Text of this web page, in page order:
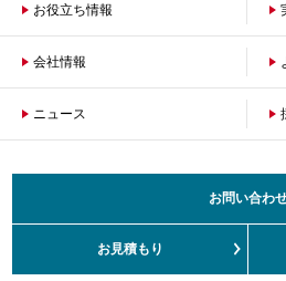
●ウェブサイトにおける個人情報のお取り
(1)
当社は、上記1に記載する利用目的
ら当社のウェブサイトにアクセスす
得・利用することがあります。なお
た利用はいたしません。
* クッキーとはウェブサイトをご利
(2)
当社のウェブサイトから個人情報を
ネットワークを通じた情報漏洩を防
策として、RSA2048bit版TLS（
るデータの暗号化措置を講じていま
保険者のお客さまへ
お役立ち情報
会社情報
会社概要
ニュース
お問い合わ
お見積もり